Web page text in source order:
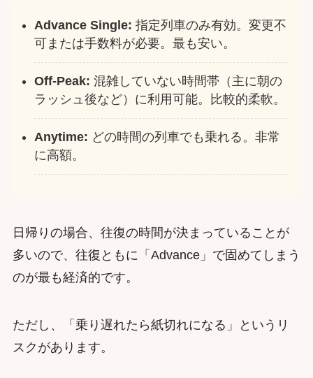
Advance Single: 指定列車のみ有効。変更不
可または手数料が必要。最も安い。
Off-Peak: 混雑していない時間帯（主に朝の
ラッシュ後など）に利用可能。比較的柔軟。
Anytime: どの時間の列車でも乗れる。非常
に高額。
日帰りの場合、往復の時間が決まっていることが
多いので、往復ともに「Advance」で固めてしまう
のが最も経済的です。
ただし、「乗り遅れたら紙切れになる」というリ
スクがあります。